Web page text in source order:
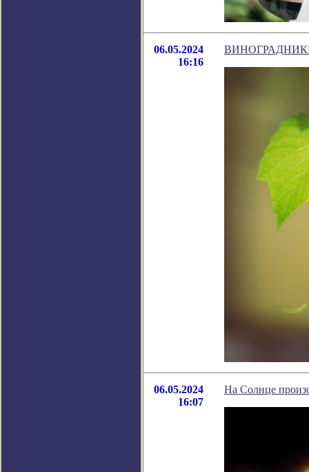
06.05.2024
16:16
06.05.2024
16:07
На Солнце